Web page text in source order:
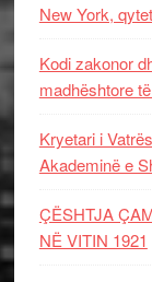
New York,
Kodi zakonor
madhështore
Kryetari i
Akademinë e
ÇËSHTJA
NË VITIN 1921